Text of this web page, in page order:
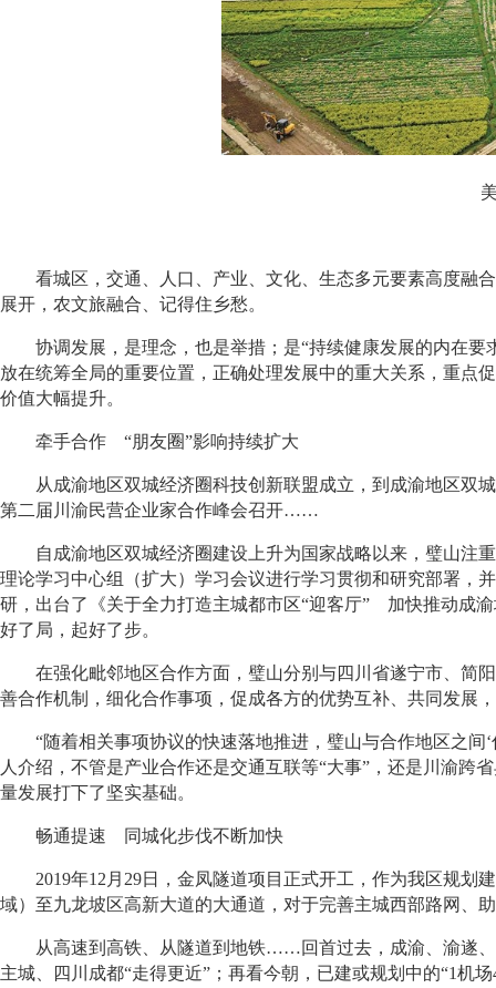
看城区，交通、人口、产业、文化、生态多元要素高度融合
展开，农文旅融合、记得住乡愁。
协调发展，是理念，也是举措；是“持续健康发展的内在要
放在统筹全局的重要位置，正确处理发展中的重大关系，重点
价值大幅提升。
牵手合作 “朋友圈”影响持续扩大
从成渝地区双城经济圈科技创新联盟成立，到成渝地区双城
第二届川渝民营企业家合作峰会召开……
自成渝地区双城经济圈建设上升为国家战略以来，璧山注重
理论学习中心组（扩大）学习会议进行学习贯彻和研究部署，
研，出台了《关于全力打造主城都市区“迎客厅” 加快推动成
好了局，起好了步。
在强化毗邻地区合作方面，璧山分别与四川省遂宁市、简阳
善合作机制，细化合作事项，促成各方的优势互补、共同发展
“随着相关事项协议的快速落地推进，璧山与合作地区之间‘
人介绍，不管是产业合作还是交通互联等“大事”，还是川渝跨
量发展打下了坚实基础。
畅通提速 同城化步伐不断加快
2019年12月29日，金凤隧道项目正式开工，作为我区规划
域）至九龙坡区高新大道的大通道，对于完善主城西部路网、
从高速到高铁、从隧道到地铁……回首过去，成渝、渝遂、
主城、四川成都“走得更近”；再看今朝，已建或规划中的“1机